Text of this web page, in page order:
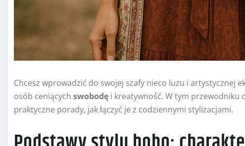
Chcesz wprowadzić do swojej szafy nieco luzu i artystycznej
osób ceniących swobodę i kreatywność. W tym przewodniku
praktyczne porady, jak łączyć je z codziennymi stylizacjami.